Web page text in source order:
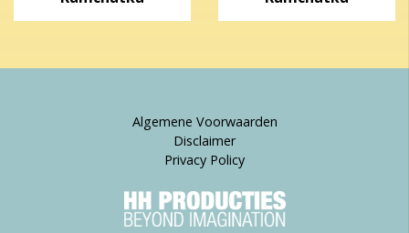
Algemene Voorwaarden
Disclaimer
Privacy Policy